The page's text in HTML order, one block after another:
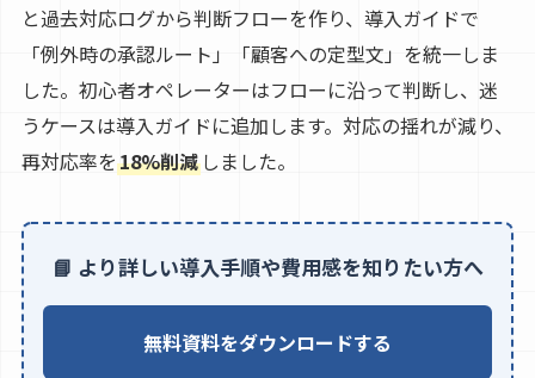
と過去対応ログから判断フローを作り、導入ガイドで
「例外時の承認ルート」「顧客への定型文」を統一しま
した。初心者オペレーターはフローに沿って判断し、迷
うケースは導入ガイドに追加します。対応の揺れが減り、
再対応率を18%削減しました。
📘 より詳しい導入手順や費用感を知りたい方へ
無料資料をダウンロードする